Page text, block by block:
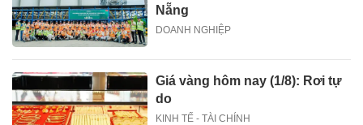
Nẵng
DOANH NGHIỆP
Giá vàng hôm nay (1/8): Rơi tự
do
KINH TẾ - TÀI CHÍNH